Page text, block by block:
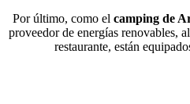
Por último, como el camping de
proveedor de energías renovables,
restaurante, están